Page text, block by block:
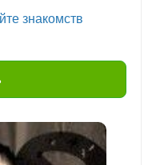
знакомств